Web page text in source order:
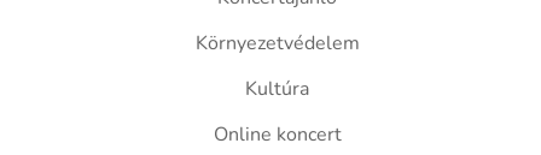
Környezetvédelem
Kultúra
Online koncert